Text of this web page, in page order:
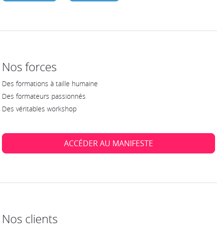
Nos forces
Des formations à taille humaine
Des formateurs passionnés
Des véritables workshop
ACCÉDER AU MANIFESTE
Nos clients